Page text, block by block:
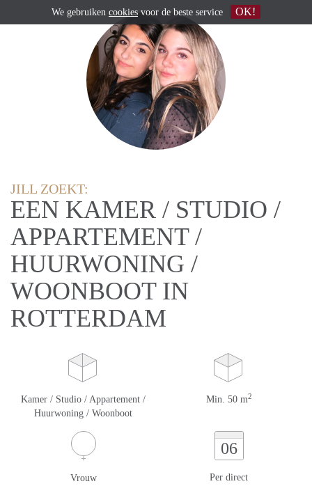
JILL ZOEKT:
EEN KAMER / STUDIO /
APPARTEMENT /
HUURWONING /
WOONBOOT IN
ROTTERDAM
Kamer / Studio / Appartement /
Huurwoning / Woonboot
Min. 50 m2
Vrouw
06
Per direct
We gebruiken cookies voor de beste service OK!